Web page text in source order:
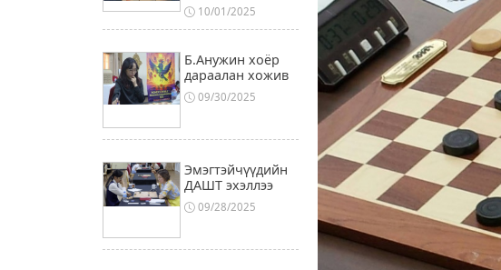
10/01/2025
Б.Анужин хоёр
дараалан хожив
09/30/2025
Эмэгтэйчүүдийн
ДАШТ эхэллээ
09/28/2025